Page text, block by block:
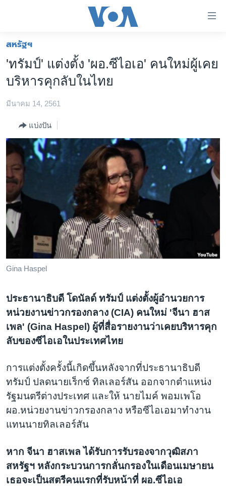
ต่อ
ข้าม
เนื้อหา
ข้าม
หลัก
ข้าม
ไป
การ
ค้นหา
หน้าหลัก
โลก
เอเชีย
สหรัฐฯ
ไทย
ธุรกิจ
วิทยาศาสตร์
สังคมและสุขภาพ
ไลฟ์สไตล์
ตรวจสอบข่าว
เรียนรู้ภาษาอังกฤษ
พอดคาสต์
เลือกภาษา
สหรัฐฯ
'ทรัมป์' แต่งตั้ง 'ผอ.ซีไอเอ' คนใหม่ผู้เคย
บริหารคุกลับในไทย
มีนาคม 14, 2561
แบ่งปัน
Gina Haspel
ประธานาธิบดี โดนัลด์ ทรัมป์ แต่งตั้งผู้อำนวยการ
หน่วยงานข่าวกรองกลาง (CIA) คนใหม่ 'จีนา ฮาส
เพล' (Gina Haspel) ผู้ที่สื่อรายงานว่าเคยบริหารคุก
ลับของซีไอเอในประเทศไทย
การแต่งตั้งครั้งนี้เกิดขึ้นหลังจากที่ประธานาธิบดี
ทรัมป์ ปลดนายเร็กซ์ ทิลเลอร์สัน ออกจากตำแหน่ง
รัฐมนตรีต่างประเทศ และให้ นายไมค์ พอมเพโอ
ผอ.หน่วยงานข่าวกรองกลาง หรือซีไอเอมาทำงาน
แทนนายทิลเลอร์สัน
หาก จีนา ฮาสเพล ได้รับการรับรองจากวุฒิสภา
สหรัฐฯ หลังกระบวนการกลั่นกรองในเดือนเมษายน
เธอจะเป็นสตรีคนแรกที่รับหน้าที่ ผอ.ซีไอเอ